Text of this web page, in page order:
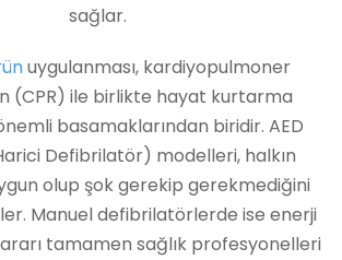
sağlar.
uygulanması, kardiyopulmoner
(CPR) ile birlikte hayat kurtarma
basamaklarından biridir. AED
Defibrilatör) modelleri, halkın
olup şok gerekip gerekmediğini
Manuel defibrilatörlerde ise enerji
tamamen sağlık profesyonelleri